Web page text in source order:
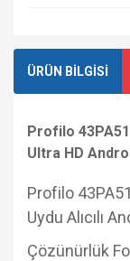
ÜRÜN BİLGİSİ
Profilo
Ultra HD
Profilo
Uydu Alıcılı
Çözünürlük